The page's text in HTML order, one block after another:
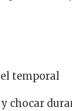
el temporal
chocar